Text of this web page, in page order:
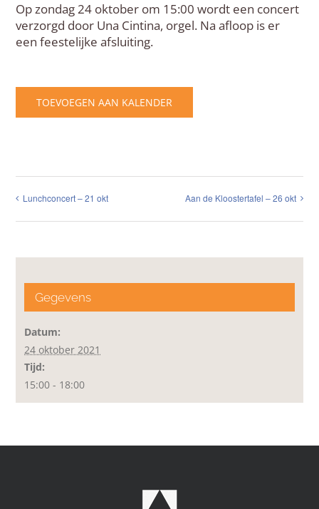
Op zondag 24 oktober om 15:00 wordt een concert
verzorgd door Una Cintina, orgel. Na afloop is er
een feestelijke afsluiting.
TOEVOEGEN AAN KALENDER
Lunchconcert – 21 okt Aan de Kloostertafel – 26 okt
Gegevens
Datum:
24 oktober 2021
Tijd:
15:00 - 18:00